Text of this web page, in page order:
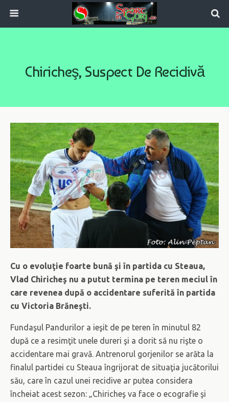
Chiricheş, Suspect De Recidivă
Cu o evoluţie foarte bună şi în partida cu Steaua,
Vlad Chiricheş nu a putut termina pe teren meciul în
care revenea după o accidentare suferită în partida
cu Victoria Brăneşti.
Fundaşul Pandurilor a ieşit de pe teren în minutul 82
după ce a resimţit unele dureri şi a dorit să nu rişte o
accidentare mai gravă. Antrenorul gorjenilor se arăta la
finalul partidei cu Steaua îngrijorat de situaţia jucătorilui
său, care în cazul unei recidive ar putea considera
încheiat acest sezon: „Chiricheş va face o ecografie şi